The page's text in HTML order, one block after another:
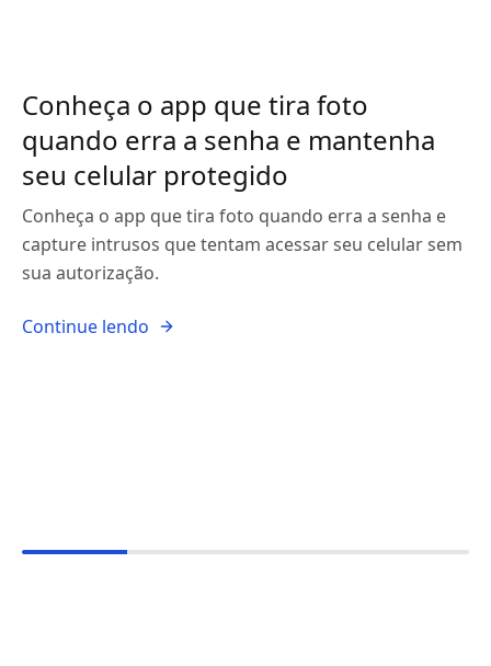
Conheça o app que tira foto
quando erra a senha e mantenha
seu celular protegido
Conheça o app que tira foto quando erra a senha e
capture intrusos que tentam acessar seu celular sem
sua autorização.
Continue lendo